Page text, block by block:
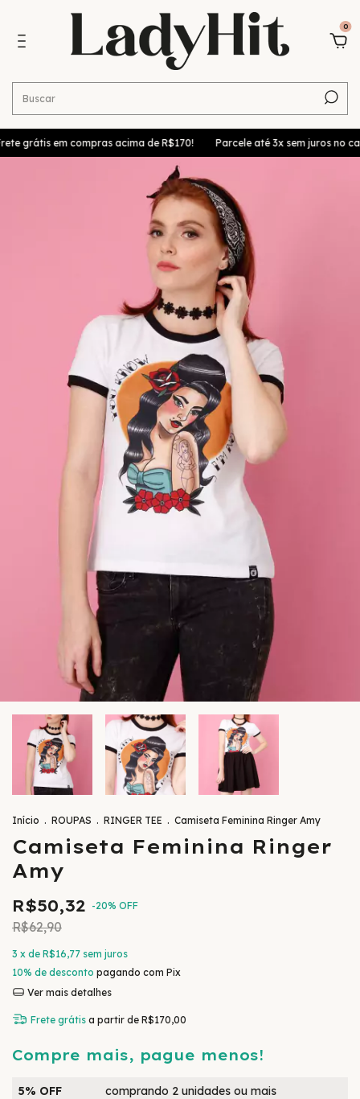
0
grátis em compras acima de R$170! Parcele até 3x sem juros no
Início . ROUPAS . RINGER TEE . Camiseta Feminina Ringer Amy
Camiseta Feminina Ringer
Amy
R$50,32 -20% OFF
R$62,90
3 x de R$16,77 sem juros
10% de desconto pagando com Pix
Ver mais detalhes
Frete grátis a partir de R$170,00
Compre mais, pague menos!
5% OFF
comprando 2 unidades ou mais